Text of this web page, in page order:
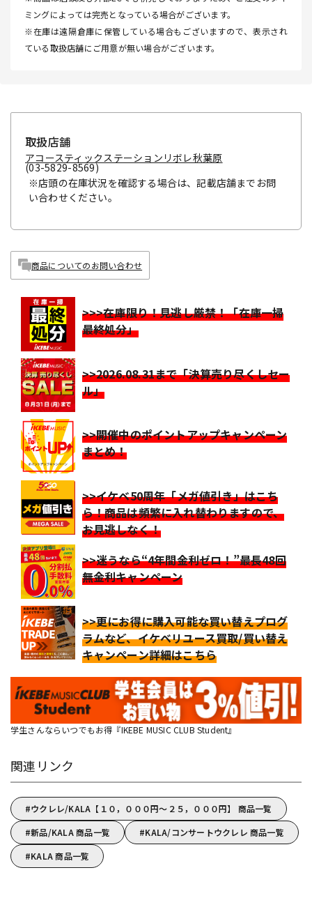
ミングによっては完売となっている場合がございます。
※在庫は遠隔倉庫に保管している場合もございますので、表示され
ている取扱店舗にご用意が無い場合がございます。
取扱店舗
アコースティックステーションリボレ秋葉原
(03-5829-8569)
※店頭の在庫状況を確認する場合は、記載店舗までお問
い合わせください。
商品についてのお問い合わせ
>>>在庫限り！見逃し厳禁！「在庫一掃
最終処分」
>>2026.08.31まで「決算売り尽くしセー
ル」
>>開催中のポイントアップキャンペーン
まとめ！
>>イケベ50周年「メガ値引き」はこち
ら！商品は頻繁に入れ替わりますので、
お見逃しなく！
>>迷うなら“4年間金利ゼロ！”最長48回
無金利キャンペーン
>>更にお得に購入可能な買い替えプログ
ラムなど、イケベリユース買取/買い替え
キャンペーン詳細はこちら
学生さんならいつでもお得『IKEBE MUSIC CLUB Student』
関連リンク
ウクレレ/KALA【１０，０００円～２５，０００円】 商品一覧
新品/KALA 商品一覧
KALA/コンサートウクレレ 商品一覧
KALA 商品一覧